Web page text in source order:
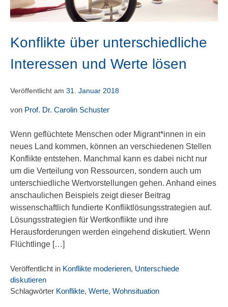
Konflikte über unterschiedliche
Interessen und Werte lösen
Veröffentlicht am 31. Januar 2018
von Prof. Dr. Carolin Schuster
Wenn geflüchtete Menschen oder Migrant*innen in ein
neues Land kommen, können an verschiedenen Stellen
Konflikte entstehen. Manchmal kann es dabei nicht nur
um die Verteilung von Ressourcen, sondern auch um
unterschiedliche Wertvorstellungen gehen. Anhand eines
anschaulichen Beispiels zeigt dieser Beitrag
wissenschaftlich fundierte Konfliktlösungsstrategien auf.
Lösungsstrategien für Wertkonflikte und ihre
Herausforderungen werden eingehend diskutiert. Wenn
Flüchtlinge […]
Veröffentlicht in Konflikte moderieren, Unterschiede
diskutieren
Schlagwörter Konflikte, Werte, Wohnsituation